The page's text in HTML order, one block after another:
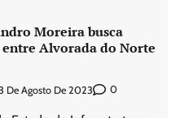
Moreira busca
Alvorada do Norte
De Agosto De 2023 0